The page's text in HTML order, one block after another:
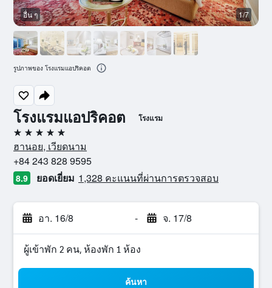
โรงแรมแอปริคอต โรงแรม
5 ดาว
ฮานอย, เวียดนาม
+84 243 828 9595
8.9 ยอดเยี่ยม 1,328 คะแนนที่ผ่านการตรวจสอบ
อา. 16/8 - จ. 17/8
ผู้เข้าพัก 2 คน, ห้องพัก 1 ห้อง
ค้นหา
อื่น ๆ 1/7
รูปภาพของ โรงแรมแอปริคอต